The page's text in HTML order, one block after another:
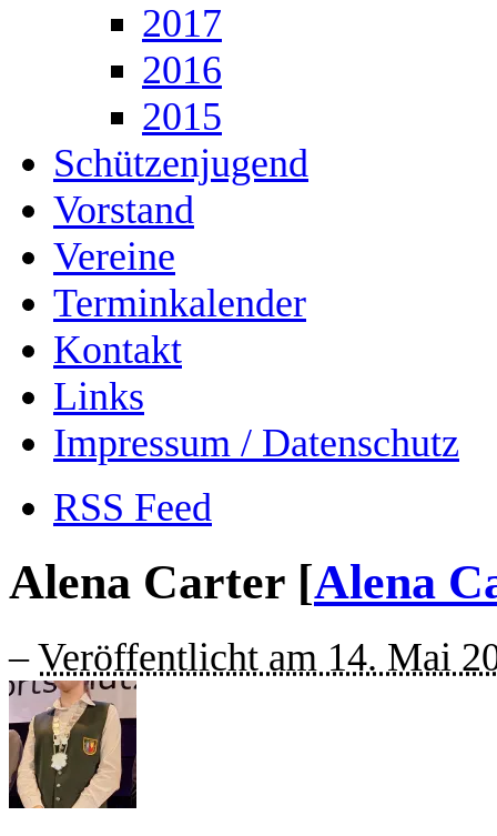
2017
2016
2015
Schützenjugend
Vorstand
Vereine
Terminkalender
Kontakt
Links
Impressum / Datenschutz
RSS Feed
Alena Carter [Alena
–Veröffentlicht am 14. Mai